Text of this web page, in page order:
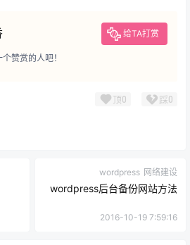
给TA打赏
赞赏的人吧！
顶0 踩0
wordpress 网络建设
wordpress后台备份网站方法
2016-10-19 7:59:16